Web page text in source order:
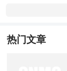
热门文章